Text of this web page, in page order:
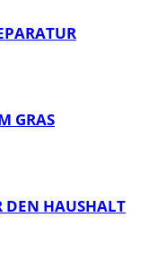
GRAS
DEN HAUSHALT